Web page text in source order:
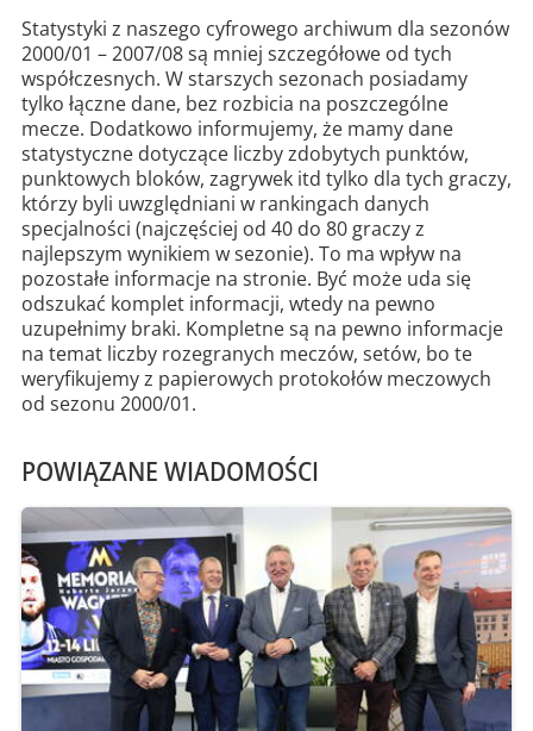
Statystyki z naszego cyfrowego archiwum dla sezonów
2000/01 – 2007/08 są mniej szczegółowe od tych
współczesnych. W starszych sezonach posiadamy
tylko łączne dane, bez rozbicia na poszczególne
mecze. Dodatkowo informujemy, że mamy dane
statystyczne dotyczące liczby zdobytych punktów,
punktowych bloków, zagrywek itd tylko dla tych graczy,
którzy byli uwzględniani w rankingach danych
specjalności (najczęściej od 40 do 80 graczy z
najlepszym wynikiem w sezonie). To ma wpływ na
pozostałe informacje na stronie. Być może uda się
odszukać komplet informacji, wtedy na pewno
uzupełnimy braki. Kompletne są na pewno informacje
na temat liczby rozegranych meczów, setów, bo te
weryfikujemy z papierowych protokołów meczowych
od sezonu 2000/01.
POWIĄZANE WIADOMOŚCI